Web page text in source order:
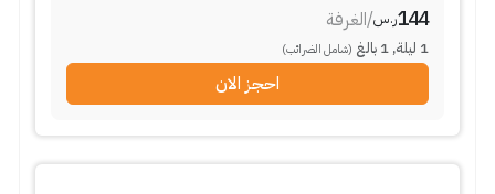
144ر.س/الغرفة
1 ليلة,
1 بالغ (شامل الضرائب)
احجز الان